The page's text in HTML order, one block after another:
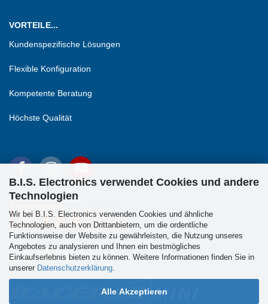
B.I.S. Electronics verwendet Cookies und andere
Technologien
Wir bei B.I.S. Electronics verwenden Cookies und ähnliche
Technologien, auch von Drittanbietern, um die ordentliche
Funktionsweise der Website zu gewährleisten, die Nutzung unseres
Angebotes zu analysieren und Ihnen ein bestmögliches
Einkaufserlebnis bieten zu können. Weitere Informationen finden Sie in
unserer Datenschutzerklärung
Alle Akzeptieren
VORTEILE...
Kundenspezifische Lösungen
Flexible Konfiguration
Kompetente Beratung
Höchste Qualität